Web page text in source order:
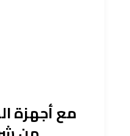
مع أجهزة